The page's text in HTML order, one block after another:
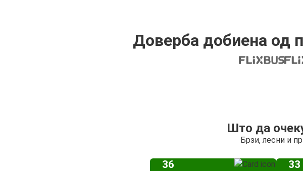
Доверба добиена од
Што да
Брзи, лесни и
36 33